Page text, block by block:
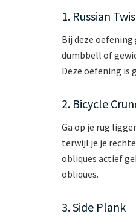
1. Russian
Bij deze oefening
dumbbell of
Deze oefening is
2. Bicycle
Ga op je rug
terwijl je je
obliques actief
obliques.
3. Side Plank